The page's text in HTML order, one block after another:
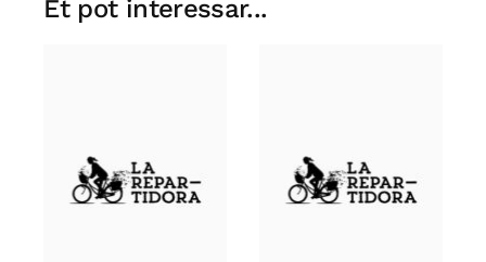
Et pot interessar...